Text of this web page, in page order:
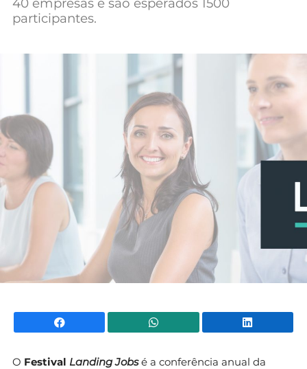
Mundial 2026
participantes.
Facebook WhatsApp
O Festival Landing Jobsé a conferência anual da